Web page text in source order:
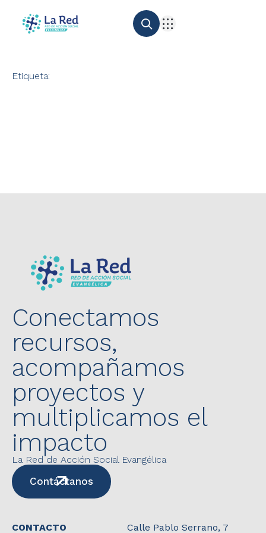
Etiqueta:
Conectamos
recursos,
acompañamos
proyectos y
multiplicamos el
impacto
La Red de Acción Social Evangélica
Contáctanos
CONTACTO
Calle Pablo Serrano, 7